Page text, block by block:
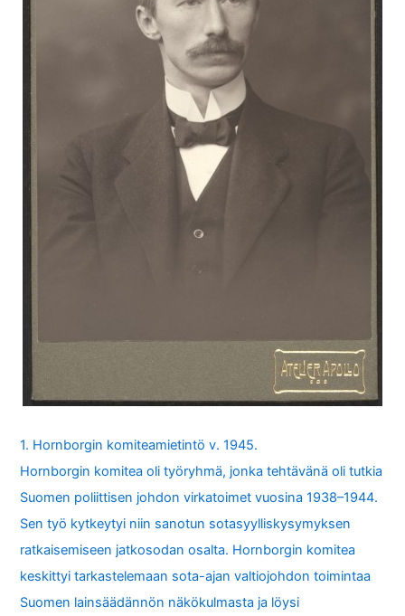
1. Hornborgin komiteamietintö v. 1945.
Hornborgin komitea oli työryhmä, jonka tehtävänä oli tutkia
Suomen poliittisen johdon virkatoimet vuosina 1938–1944.
Sen työ kytkeytyi niin sanotun sotasyylliskysymyksen
ratkaisemiseen jatkosodan osalta. Hornborgin komitea
keskittyi tarkastelemaan sota-ajan valtiojohdon toimintaa
Suomen lainsäädännön näkökulmasta ja löysi